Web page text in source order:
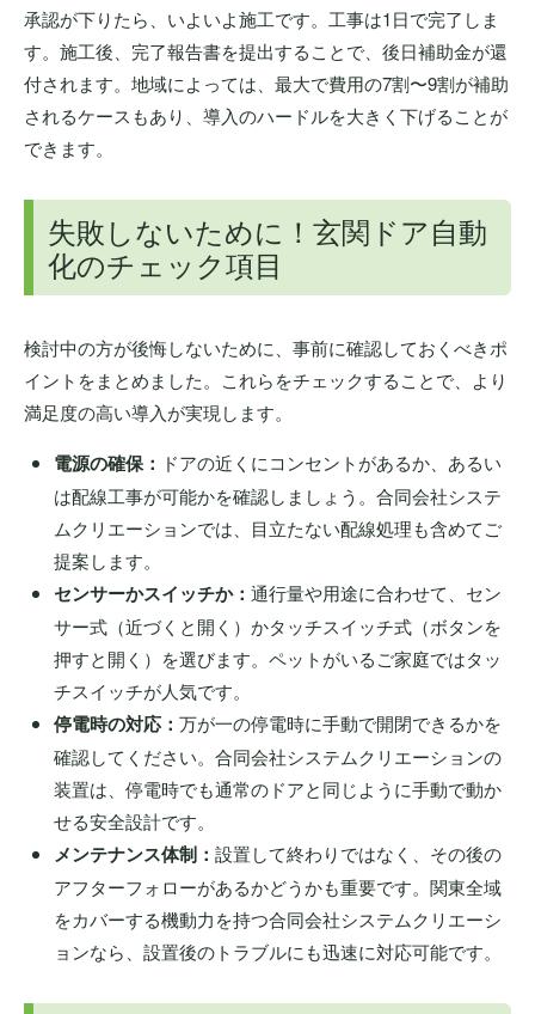
承認が下りたら、いよいよ施工です。工事は1日で完了しま
す。施工後、完了報告書を提出することで、後日補助金が還
付されます。地域によっては、最大で費用の7割〜9割が補助
されるケースもあり、導入のハードルを大きく下げることが
できます。
失敗しないために！玄関ドア自動
化のチェック項目
検討中の方が後悔しないために、事前に確認しておくべきポ
イントをまとめました。これらをチェックすることで、より
満足度の高い導入が実現します。
電源の確保： ドアの近くにコンセントがあるか、あるい
は配線工事が可能かを確認しましょう。合同会社システ
ムクリエーションでは、目立たない配線処理も含めてご
提案します。
センサーかスイッチか： 通行量や用途に合わせて、セン
サー式（近づくと開く）かタッチスイッチ式（ボタンを
押すと開く）を選びます。ペットがいるご家庭ではタッ
チスイッチが人気です。
停電時の対応： 万が一の停電時に手動で開閉できるかを
確認してください。合同会社システムクリエーションの
装置は、停電時でも通常のドアと同じように手動で動か
せる安全設計です。
メンテナンス体制： 設置して終わりではなく、その後の
アフターフォローがあるかどうかも重要です。関東全域
をカバーする機動力を持つ合同会社システムクリエーシ
ョンなら、設置後のトラブルにも迅速に対応可能です。